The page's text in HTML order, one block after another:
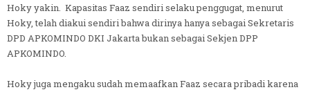
Hoky yakin. Kapasitas Faaz sendiri selaku penggugat, menurut
Hoky, telah diakui sendiri bahwa dirinya hanya sebagai Sekretaris
DPD APKOMINDO DKI Jakarta bukan sebagai Sekjen DPP
APKOMINDO.
Hoky juga mengaku sudah memaafkan Faaz secara pribadi karena